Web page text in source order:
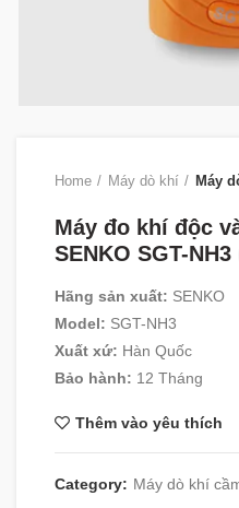
Home Máy dò khí Máy
Máy đo khí độc
SENKO SGT-
Hãng sản xuất: SENKO
Model: SGT-NH3
Xuất xứ: Hàn Quốc
Bảo hành: 12 Tháng
Thêm vào yêu thích
Category: Máy dò khí